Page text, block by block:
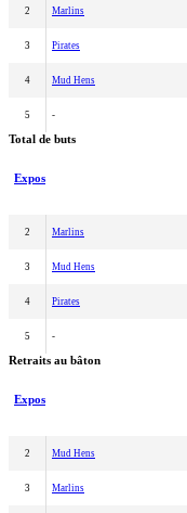
2 Marlins
3 Pirates
4 Mud Hens
5 -
Total de buts
Expos
2 Marlins
3 Mud Hens
4 Pirates
5 -
Retraits au bâton
Expos
2 Mud Hens
3 Marlins